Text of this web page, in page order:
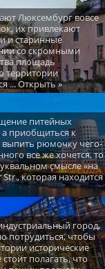
Люксембург вовсе
их привлекают
и старинные
со скромными
площадь
территории
... Открыть »
питейных
а приобщиться к
рюмочку чего-
все же хочется, то
смысле «на
которая находится
город,
потрудиться, чтобы
исторические
полагать, что